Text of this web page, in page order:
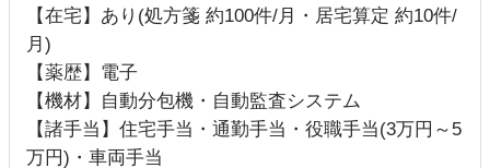
【在宅】あり(処方箋 約100件/月・居宅算定 約10件/
月)
【薬歴】電子
【機材】自動分包機・自動監査システム
【諸手当】住宅手当・通勤手当・役職手当(3万円～5
万円)・車両手当